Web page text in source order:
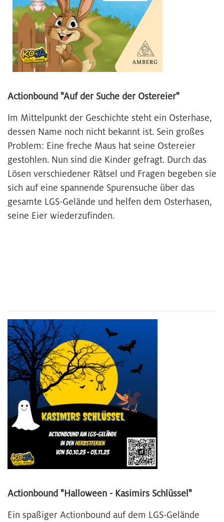
Actionbound "Auf der Suche der Ostereier"
Im Mittelpunkt der Geschichte steht ein Osterhase,
dessen Name noch nicht bekannt ist. Sein großes
Problem: Eine freche Maus hat seine Ostereier
gestohlen. Nun sind die Kinder gefragt. Durch das
Lösen verschiedener Rätsel und Fragen begeben sie
sich auf eine spannende Spurensuche über das
gesamte LGS-Gelände und helfen dem Osterhasen,
seine Eier wiederzufinden.
Actionbound "Halloween - Kasimirs Schlüssel"
Ein spaßiger Actionbound auf dem LGS-Gelände